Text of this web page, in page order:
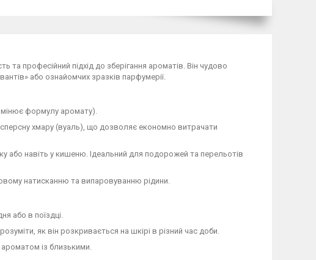
та професійний підхід до зберігання ароматів. Він чудово
або ознайомчих зразків парфумерії.
формулу аромату).
хмару (вуаль), що дозволяє економно витрачати
або навіть у кишеню. Ідеальний для подорожей та перельотів
натисканню та випаровуванню рідини.
або в поїздці.
як він розкривається на шкірі в різний час доби.
із близькими.